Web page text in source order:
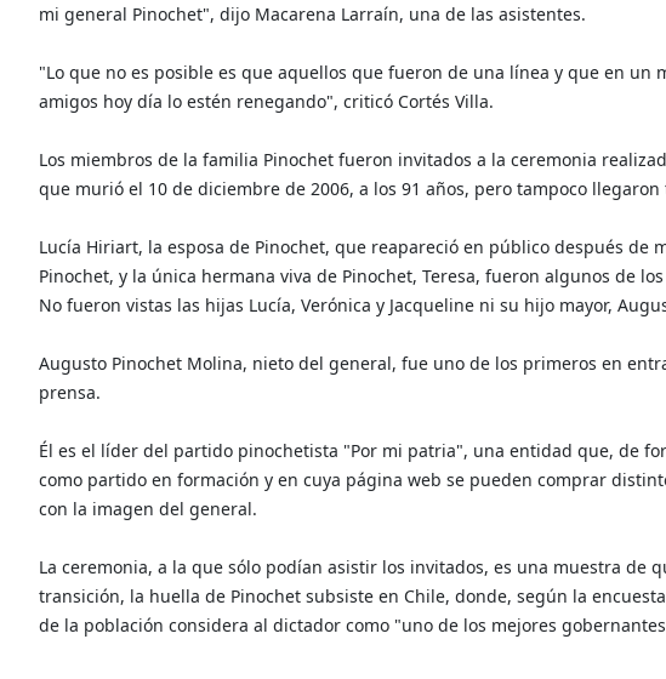
mi general Pinochet", dijo Macarena Larraín, una de las asistentes.
"Lo que no es posible es que aquellos que fueron de una línea y que en un
amigos hoy día lo estén renegando", criticó Cortés Villa.
Los miembros de la familia Pinochet fueron invitados a la ceremonia
que murió el 10 de diciembre de 2006, a los 91 años, pero tampoco llegaron
Lucía Hiriart, la esposa de Pinochet, que reapareció en público después de
Pinochet, y la única hermana viva de Pinochet, Teresa, fueron algunos de
No fueron vistas las hijas Lucía, Verónica y Jacqueline ni su hijo mayor,
Augusto Pinochet Molina, nieto del general, fue uno de los primeros en
prensa.
Él es el líder del partido pinochetista "Por mi patria", una entidad que, de
como partido en formación y en cuya página web se pueden comprar
con la imagen del general.
La ceremonia, a la que sólo podían asistir los invitados, es una muestra de
transición, la huella de Pinochet subsiste en Chile, donde, según la
de la población considera al dictador como "uno de los mejores